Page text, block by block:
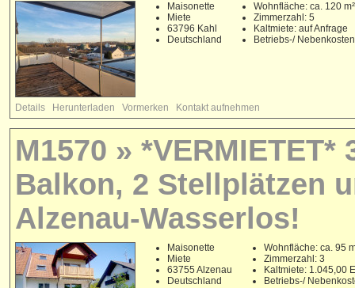
Maisonette
Miete
63796 Kahl
Deutschland
Wohnfläche: ca. 120 m²
Zimmerzahl: 5
Kaltmiete: auf Anfrage
Betriebs-/
Details Herunterladen Vormerken Kontakt aufnehmen
M1570 »
Balkon, 2 Stellplätzen
Alzenau-Wasserlos!
Maisonette
Miete
63755 Alzenau
Deutschland
Wohnfläche: ca. 95
Zimmerzahl: 3
Kaltmiete: 1.045,00
Betriebs-/